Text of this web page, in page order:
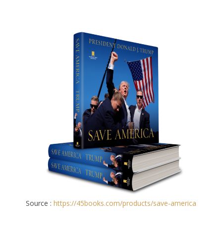
Source : https://45books.com/products/save-america